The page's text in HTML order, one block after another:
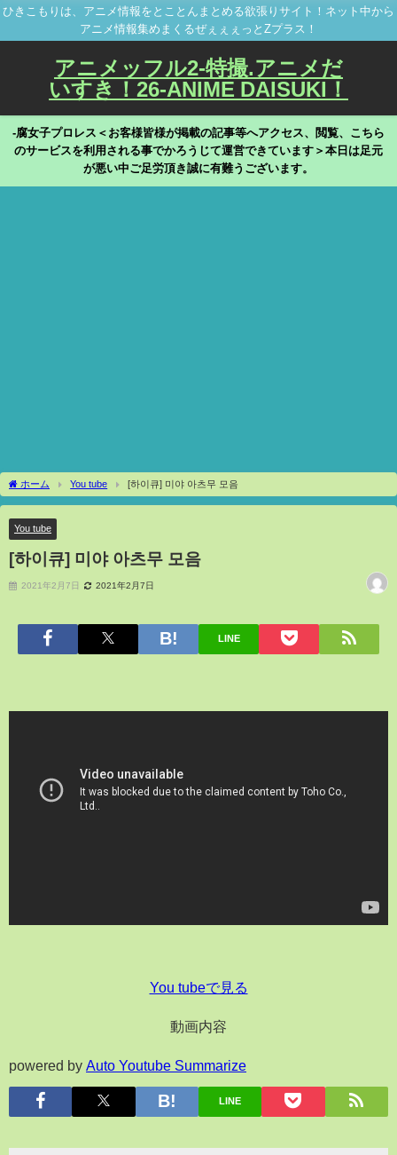
ひきこもりは、アニメ情報をとことんまとめる欲張りサイト！ネット中から
アニメ情報集めまくるぜぇぇぇっとZプラス！
アニメッフル2-特撮.アニメだ
いすき！26-ANIME DAISUKI！
-腐女子プロレス＜お客様皆様が掲載の記事等へアクセス、閲覧、こちら
のサービスを利用される事でかろうじて運営できています＞本日は足元
が悪い中ご足労頂き誠に有難うございます。
ホーム You tube [하이큐] 미야 아츠무 모음
You tube
[하이큐] 미야 아츠무 모음
2021年2月7日 2021年2月7日
LINE
You tubeで見る
動画内容
powered by Auto Youtube Summarize
LINE